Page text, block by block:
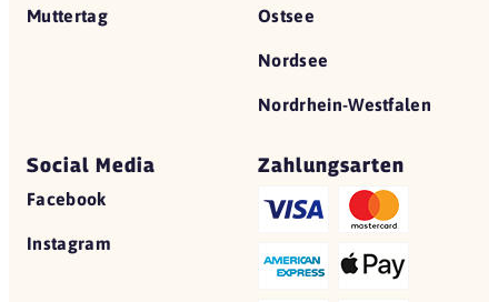
Muttertag Ostsee
Nordsee
Nordrhein-Westfalen
Social Media
Facebook
Instagram
Zahlungsarten